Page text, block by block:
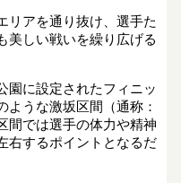
リアを通り抜け、選手た
美しい戦いを繰り広げる
園に設定されたフィニッ
ような激坂区間（通称：
間では選手の体力や精神
右するポイントとなるだ